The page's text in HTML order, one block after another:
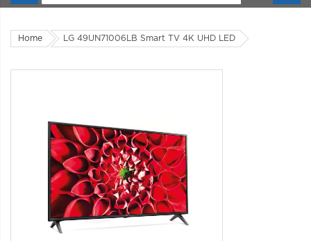
Home LG 49UN71006LB Smart TV 4K UHD LED